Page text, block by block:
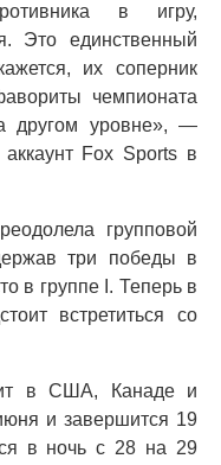
в игру,
Это единственный
их соперник
чемпионата
другом уровне», —
Fox Sports в
групповой
три победы в
в группе I. Теперь в
встретиться со
в США, Канаде и
и завершится 19
в ночь с 28 на 29